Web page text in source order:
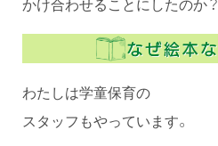
わたしは学童保育の
スタッフもやっています。